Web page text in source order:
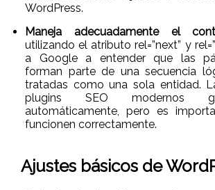
WordPress.
Maneja adecuadamente el
utilizando el atributo rel=”next” y
a Google a entender que las
forman parte de una secuencia
tratadas como una sola entidad.
plugins SEO modernos
automáticamente, pero es
funcionen correctamente.
Ajustes básicos de